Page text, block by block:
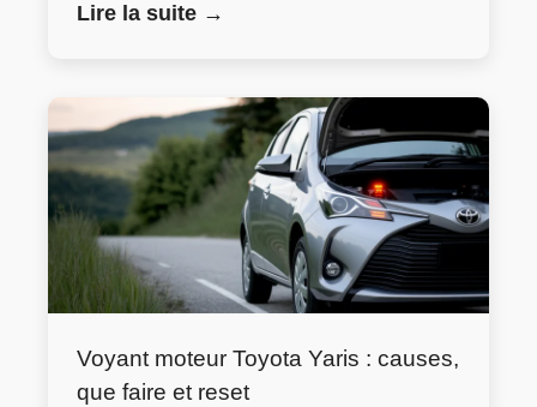
Lire la suite →
Voyant moteur Toyota Yaris : causes,
que faire et reset